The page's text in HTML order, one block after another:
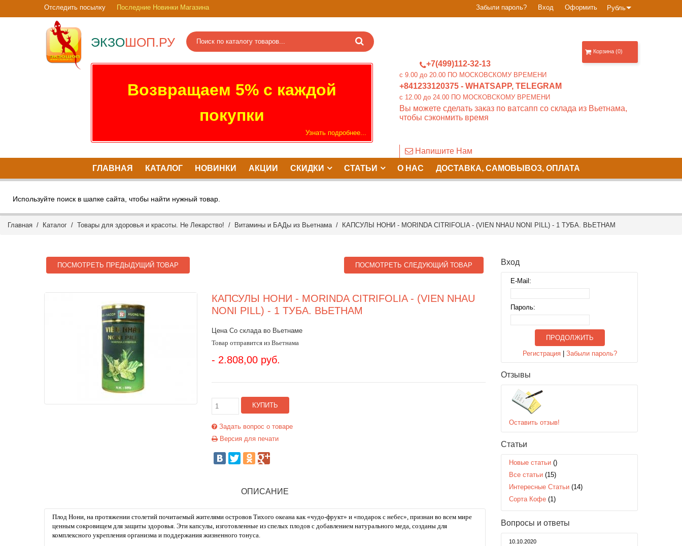
Рубль
Забыли пароль? Вход Оформить
Отследить посылку Последние Новинки Магазина
ЭКЗОШОП.РУ
+7(499)112-32-13
c 9.00 до 20.00 ПО МОСКОВСКОМУ ВРЕМЕНИ
+841233120375 - WHATSAPP, TELEGRAM
c 12.00 до 24.00 ПО МОСКОВСКОМУ ВРЕМЕНИ
Вы можете сделать заказ по ватсапп со склада из Вьетнама,
чтобы сэконмить время
Напишите Нам
Возвращаем 5% с каждой
покупки
Узнать подробнее...
Корзина (0)
ГЛАВНАЯ КАТАЛОГ НОВИНКИ АКЦИИ СКИДКИ СТАТЬИ О НАС ДОСТАВКА, САМОВЫВОЗ, ОПЛАТА
Используйте поиск в шапке сайта, чтобы найти нужный товар.
Главная / Каталог / Товары для здоровья и красоты. Не Лекарство! / Витамины и БАДы из Вьетнама/ КАПСУЛЫ НОНИ - MORINDA CITRIFOLIA - (VIEN NHAU NONI PILL) - 1 ТУБА. ВЬЕТНАМ
ПОСМОТРЕТЬ ПРЕДЫДУЩИЙ ТОВАР ПОСМОТРЕТЬ СЛЕДУЮЩИЙ ТОВАР
КАПСУЛЫ НОНИ - MORINDA CITRIFOLIA - (VIEN NHAU
NONI PILL) - 1 ТУБА. ВЬЕТНАМ
Цена Со склада во Вьетнаме
Товар отправится из Вьетнама
- 2.808,00 руб.
КУПИТЬ
Задать вопрос о товаре
Версия для печати
ОПИСАНИЕ
Плод Нони, на протяжении столетий почитаемый жителями островов Тихого океана как «чудо-фрукт» и «подарок с небес», признан во всем мире
ценным сокровищем для защиты здоровья. Эти капсулы, изготовленные из спелых плодов с добавлением натурального меда, созданы для
комплексного укрепления организма и поддержания жизненного тонуса.
Вход
E-Mail:
Пароль:
ПРОДОЛЖИТЬ
Регистрация |Забыли пароль?
Отзывы
Оставить отзыв!
Статьи
Новые статьи ()
Все статьи (15)
Интересные Статьи (14)
Сорта Кофе (1)
Вопросы и ответы
10.10.2020